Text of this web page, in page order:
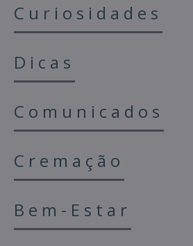
Curiosidades
Dicas
Comunicados
Cremação
Bem-Estar